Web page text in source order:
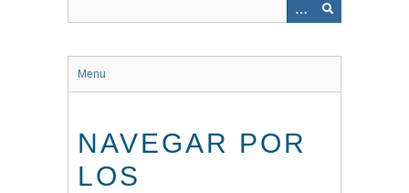
Menu
NAVEGAR POR
LOS